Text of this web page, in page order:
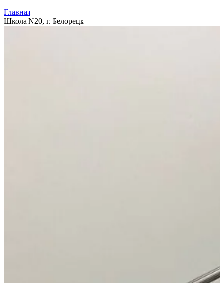
Главная
Школа N20, г. Белорецк